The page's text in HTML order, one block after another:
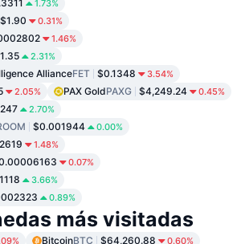
1.73%
$1.90 0.31%
1.46%
2.31%
AllianceFET $0.1348 3.54%
2.05% PAX GoldPAXG $4,249.24 0.45%
2.70%
$0.001944 0.00%
1.48%
0.07%
3.66%
0.89%
más visitadas
BitcoinBTC $64,260.88 0.60%